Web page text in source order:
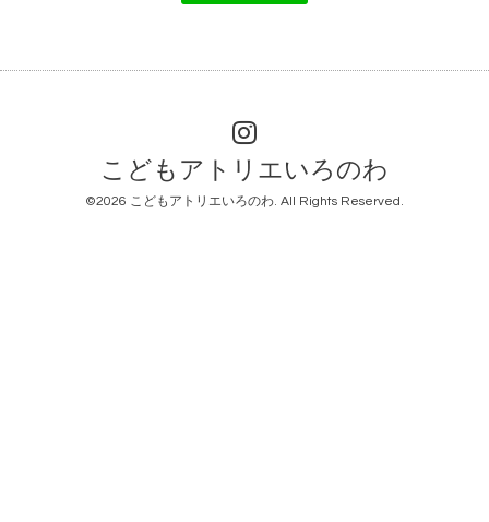
こどもアトリエいろのわ
©2026 こどもアトリエいろのわ. All Rights Reserved.